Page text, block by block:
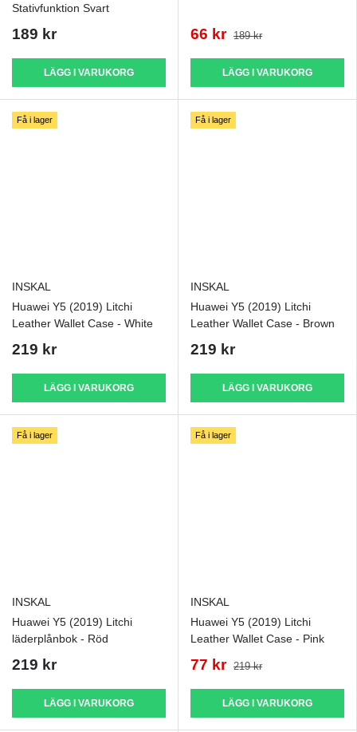
Stativfunktion Svart
189 kr
LÄGG I VARUKORG
66 kr 189 kr
LÄGG I VARUKORG
Få i lager
INSKAL
Huawei Y5 (2019) Litchi
Leather Wallet Case - White
219 kr
LÄGG I VARUKORG
Få i lager
INSKAL
Huawei Y5 (2019) Litchi
Leather Wallet Case - Brown
219 kr
LÄGG I VARUKORG
Få i lager
INSKAL
Huawei Y5 (2019) Litchi
läderplånbok - Röd
219 kr
LÄGG I VARUKORG
Få i lager
INSKAL
Huawei Y5 (2019) Litchi
Leather Wallet Case - Pink
77 kr 219 kr
LÄGG I VARUKORG